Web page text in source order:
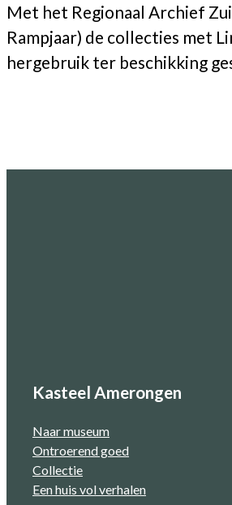
Met het Regionaal Archief
Rampjaar) de collecties met
hergebruik ter beschikking
Kasteel Amerongen
Naar museum
Ontroerend goed
Collectie
Een huis vol verhalen